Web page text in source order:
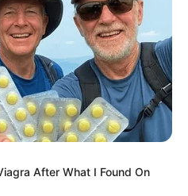
After What I Found On